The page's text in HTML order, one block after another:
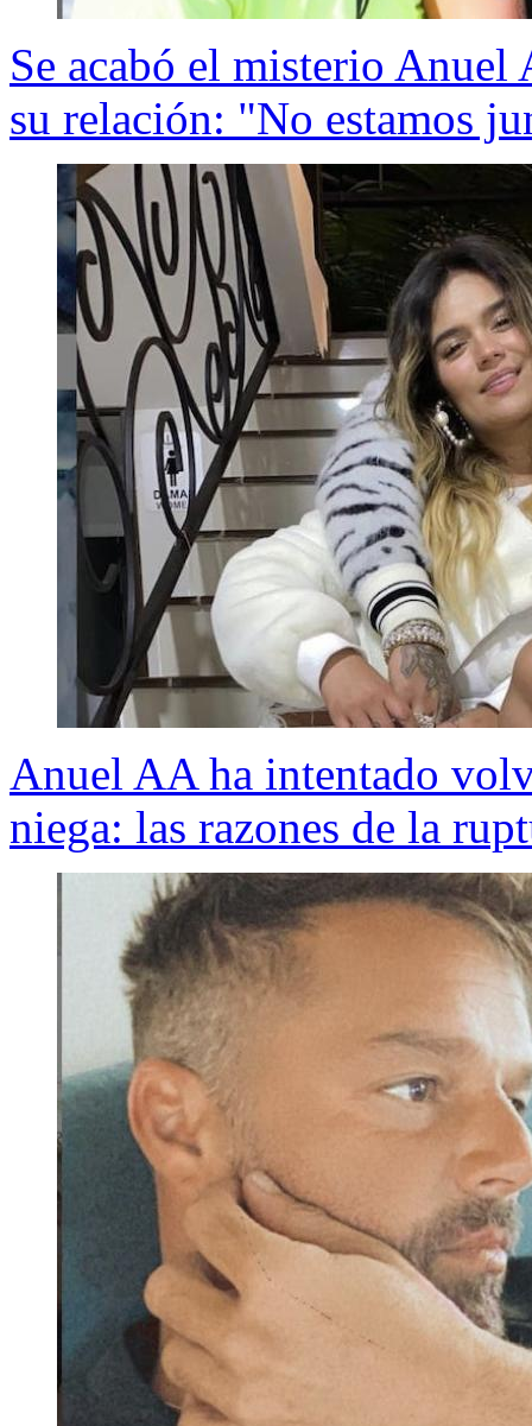
Se acabó el misterio
su relación: "No estamos
Anuel AA ha intentado
niega: las razones de la